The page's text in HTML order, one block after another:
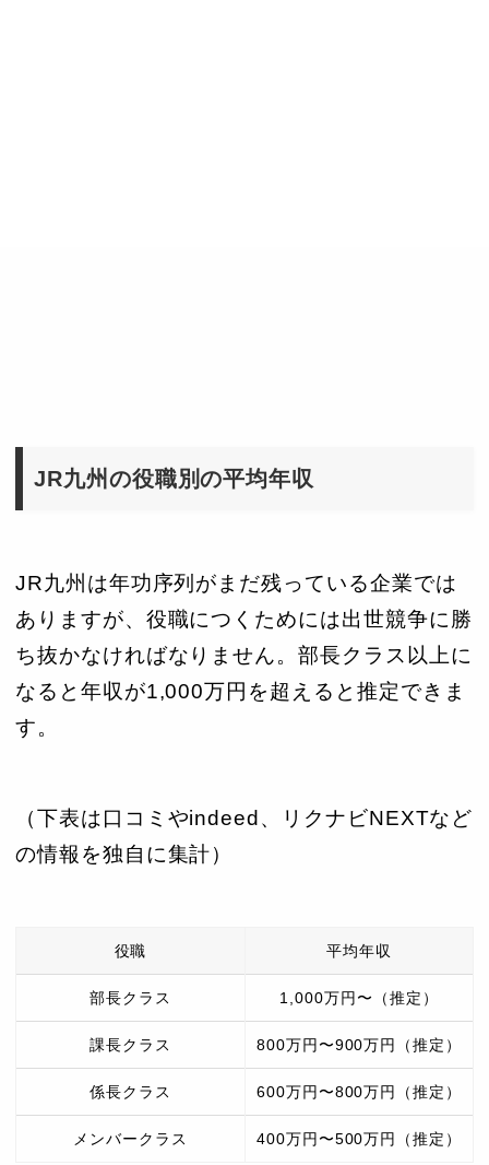
JR九州の役職別の平均年収
JR九州は年功序列がまだ残っている企業では
ありますが、役職につくためには出世競争に勝
ち抜かなければなりません。部長クラス以上に
なると年収が1,000万円を超えると推定できま
す。
（下表は口コミやindeed、リクナビNEXTなど
の情報を独自に集計）
役職 平均年収
部長クラス 1,000万円〜（推定）
課長クラス 800万円〜900万円（推定）
係長クラス 600万円〜800万円（推定）
メンバークラス 400万円〜500万円（推定）